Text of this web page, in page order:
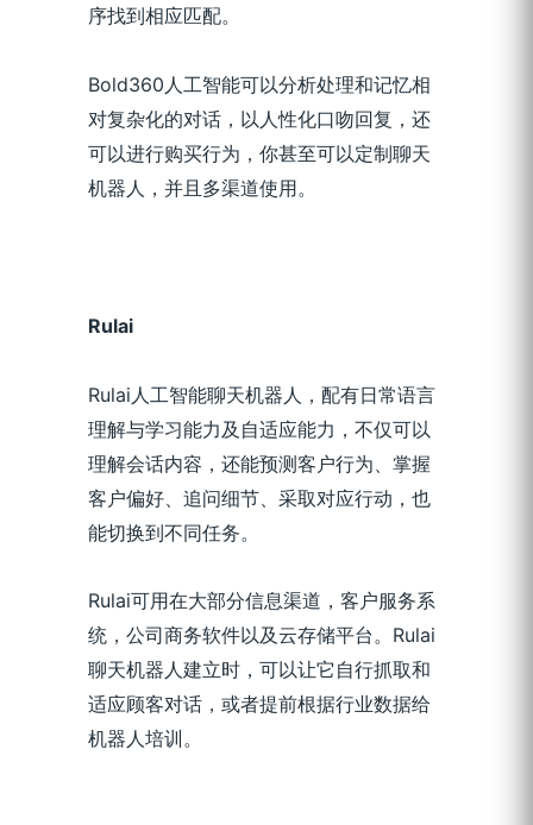
序找到相应匹配。
Bold360人工智能可以分析处理和记忆相
对复杂化的对话，以人性化口吻回复，还
可以进行购买行为，你甚至可以定制聊天
机器人，并且多渠道使用。
Rulai
Rulai人工智能聊天机器人，配有日常语言
理解与学习能力及自适应能力，不仅可以
理解会话内容，还能预测客户行为、掌握
客户偏好、追问细节、采取对应行动，也
能切换到不同任务。
Rulai可用在大部分信息渠道，客户服务系
统，公司商务软件以及云存储平台。Rulai
聊天机器人建立时，可以让它自行抓取和
适应顾客对话，或者提前根据行业数据给
机器人培训。